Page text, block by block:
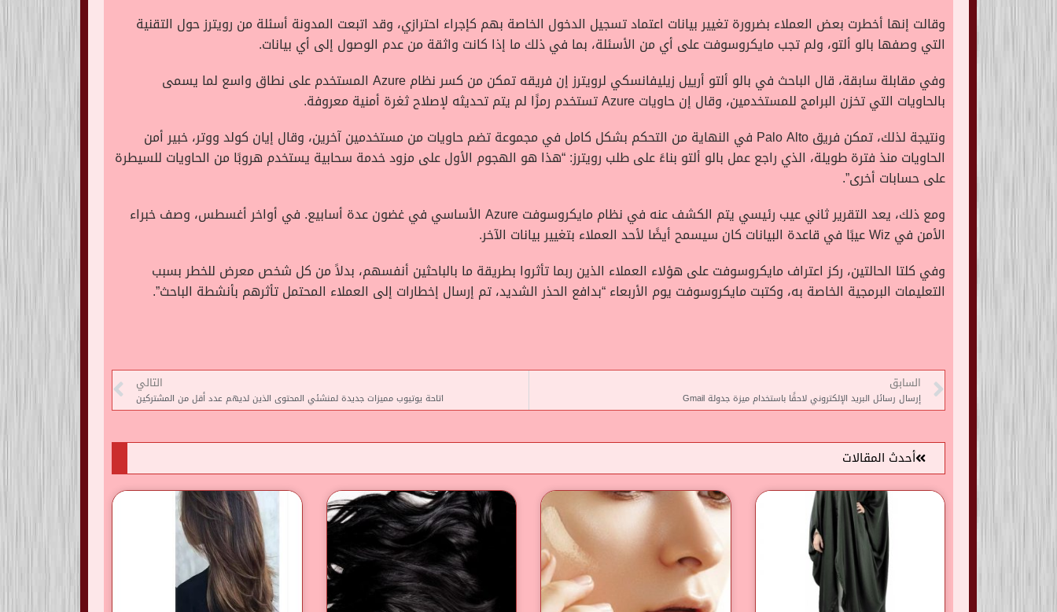
وقالت إنها أخطرت بعض العملاء بضرورة تغيير بيانات اعتماد تسجيل الدخول الخاصة بهم كإجراء احترازي، وقد اتبعت المدونة أسئلة من رويترز حول التقنية
التي وصفها بالو ألتو، ولم تجب مايكروسوفت على أي من الأسئلة، بما في ذلك ما إذا كانت واثقة من عدم الوصول إلى أي بيانات.
وفي مقابلة سابقة، قال الباحث في بالو ألتو أرييل زيليفانسكي لرويترز إن فريقه تمكن من كسر نظام Azure المستخدم على نطاق واسع لما يسمى
بالحاويات التي تخزن البرامج للمستخدمين، وقال إن حاويات Azure تستخدم رمزًا لم يتم تحديثه لإصلاح ثغرة أمنية معروفة.
ونتيجة لذلك، تمكن فريق Palo Alto في النهاية من التحكم بشكل كامل في مجموعة تضم حاويات من مستخدمين آخرين، وقال إيان كولد ووتر، خبير أمن
الحاويات منذ فترة طويلة، الذي راجع عمل بالو ألتو بناءً على طلب رويترز: “هذا هو الهجوم الأول على مزود خدمة سحابية يستخدم هروبًا من الحاويات للسيطرة
على حسابات أخرى”.
ومع ذلك، يعد التقرير ثاني عيب رئيسي يتم الكشف عنه في نظام مايكروسوفت Azure الأساسي في غضون عدة أسابيع. في أواخر أغسطس، وصف خبراء
الأمن في Wiz عيبًا في قاعدة البيانات كان سيسمح أيضًا لأحد العملاء بتغيير بيانات الآخر.
وفي كلتا الحالتين، ركز اعتراف مايكروسوفت على هؤلاء العملاء الذين ربما تأثروا بطريقة ما بالباحثين أنفسهم، بدلاً من كل شخص معرض للخطر بسبب
التعليمات البرمجية الخاصة به، وكتبت مايكروسوفت يوم الأربعاء “بدافع الحذر الشديد، تم إرسال إخطارات إلى العملاء المحتمل تأثرهم بأنشطة الباحث”.
السابق
إرسال رسائل البريد الإلكتروني لاحقًا باستخدام ميزة جدولة Gmail
التالي
اتاحة يوتيوب مميزات جديدة لمنشئي المحتوى الذين لديهم عدد أقل من المشتركين
أحدث المقالات